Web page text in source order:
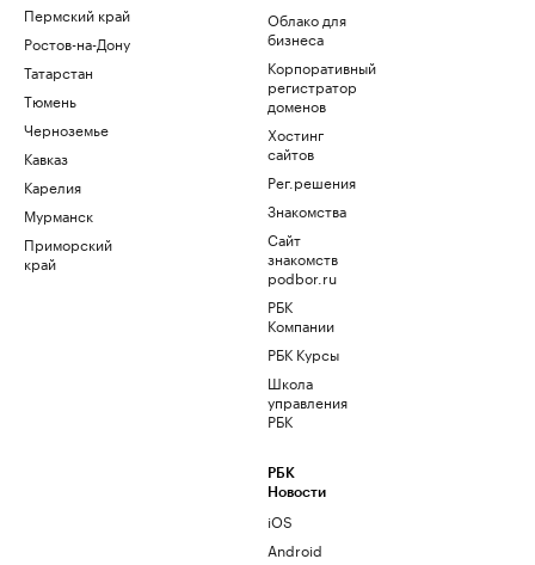
Пермский край
Ростов-на-Дону
Татарстан
Тюмень
Черноземье
Кавказ
Карелия
Мурманск
Приморский
край
Облако для
бизнеса
Корпоративный
регистратор
доменов
Хостинг
сайтов
Рег.решения
Знакомства
Сайт
знакомств
podbor.ru
РБК
Компании
РБК Курсы
Школа
управления
РБК
РБК
Новости
iOS
Android